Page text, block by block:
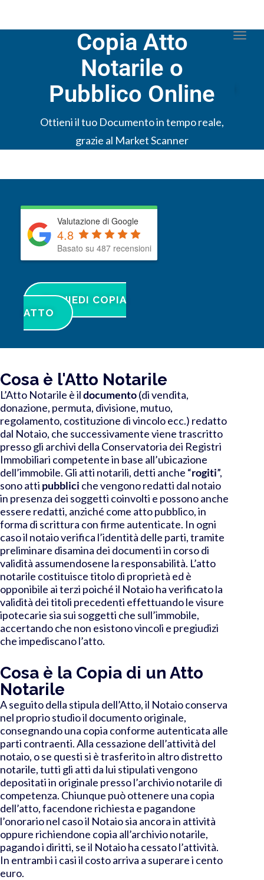
Copia Atto
Notarile o
Pubblico Online
Ottieni il tuo Documento in tempo reale,
grazie al Market Scanner
Valutazione di Google
4.8
Basato su 487 recensioni
RICHIEDI COPIA
ATTO
Cosa è l'Atto Notarile
L’Atto Notarile è ildocumento(di vendita,
donazione, permuta, divisione, mutuo,
regolamento, costituzione di vincolo ecc.) redatto
dal Notaio, che successivamente viene trascritto
presso gli archivi della Conservatoria dei Registri
Immobiliari competente in base all’ubicazione
dell’immobile. Gli atti notarili, detti anche “rogiti”,
sono atti pubblici che vengono redatti dal notaio
in presenza dei soggetti coinvolti e possono anche
essere redatti, anziché come atto pubblico, in
forma di scrittura con firme autenticate. In ogni
caso il notaio verifica l’identità delle parti, tramite
preliminare disamina dei documenti in corso di
validità assumendosene la responsabilità. L’atto
notarile costituisce titolo di proprietà ed è
opponibile ai terzi poiché il Notaio ha verificato la
validità dei titoli precedenti effettuando le visure
ipotecarie sia sui soggetti che sull’immobile,
accertando che non esistono vincoli e pregiudizi
che impediscano l’atto.
Cosa è la Copia di un Atto
Notarile
A seguito della stipula dell’Atto, il Notaio conserva
nel proprio studio il documento originale,
consegnando una copia conforme autenticata alle
parti contraenti. Alla cessazione dell’attività del
notaio, o se questi si è trasferito in altro distretto
notarile, tutti gli atti da lui stipulati vengono
depositati in originale presso l’archivio notarile di
competenza. Chiunque può ottenere una copia
dell’atto, facendone richiesta e pagandone
l’onorario nel caso il Notaio sia ancora in attività
oppure richiendone copia all’archivio notarile,
pagando i diritti, se il Notaio ha cessato l’attività.
In entrambi i casi il costo arriva a superare i cento
euro.